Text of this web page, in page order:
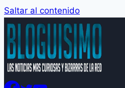
Saltar al contenido